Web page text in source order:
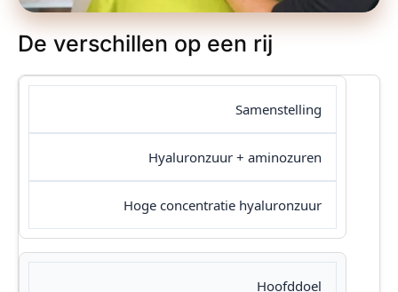
De verschillen op een rij
Samenstelling
Hyaluronzuur + aminozuren
Hoge concentratie hyaluronzuur
Hoofddoel